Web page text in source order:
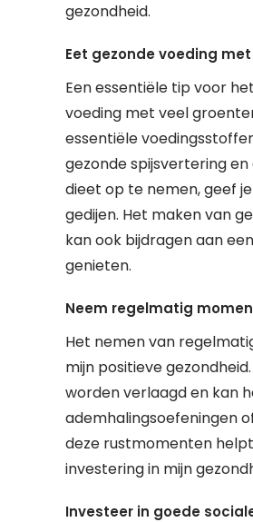
gezondheid.
Eet gezonde voeding
Een essentiële tip voor
voeding met veel
essentiële
gezonde spijsvertering
dieet op te nemen, geef
gedijen. Het maken van
kan ook bijdragen aan
genieten.
Neem regelmatig
Het nemen van
mijn positieve
worden verlaagd en kan
ademhalingsoefeningen
deze rustmomenten
investering in mijn
Investeer in goede